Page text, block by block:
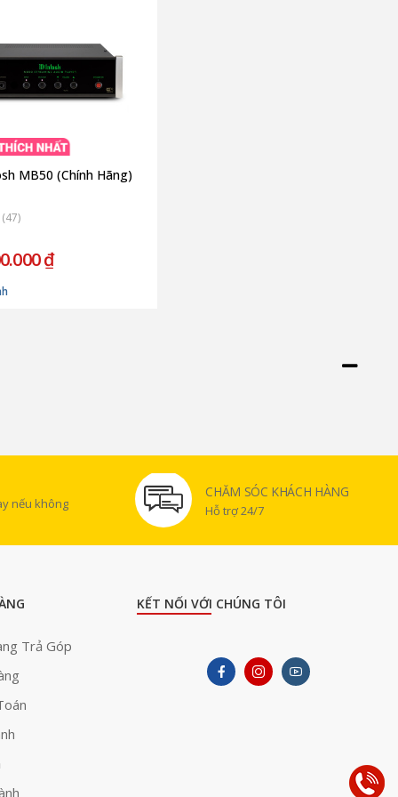
MB50 (Chính Hãng)
(47)
₫
nếu không
CHĂM SÓC KHÁCH HÀNG
Hỗ trợ 24/7
Trả Góp
KẾT NỐI VỚI CHÚNG TÔI